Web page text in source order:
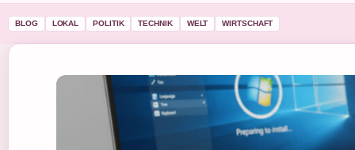
BLOG LOKAL POLITIK TECHNIK WELT WIRTSCHAFT